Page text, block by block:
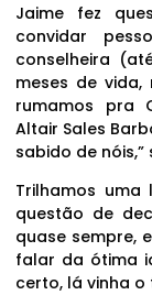
Jaime fez
convidar
conselheira
meses de
rumamos pra
Altair Sales
sabido de
Trilhamos uma
questão de
quase sempre,
falar da ótima
certo, lá vinha